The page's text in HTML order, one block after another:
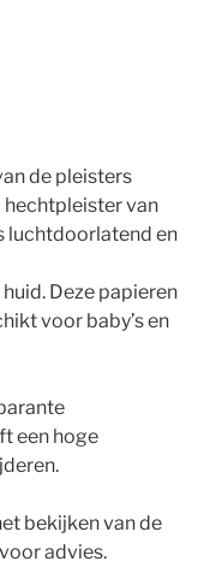
de pleisters
hechtpleister van
luchtdoorlatend en
Deze papieren
voor baby’s en
een hoge
bekijken van de
advies.